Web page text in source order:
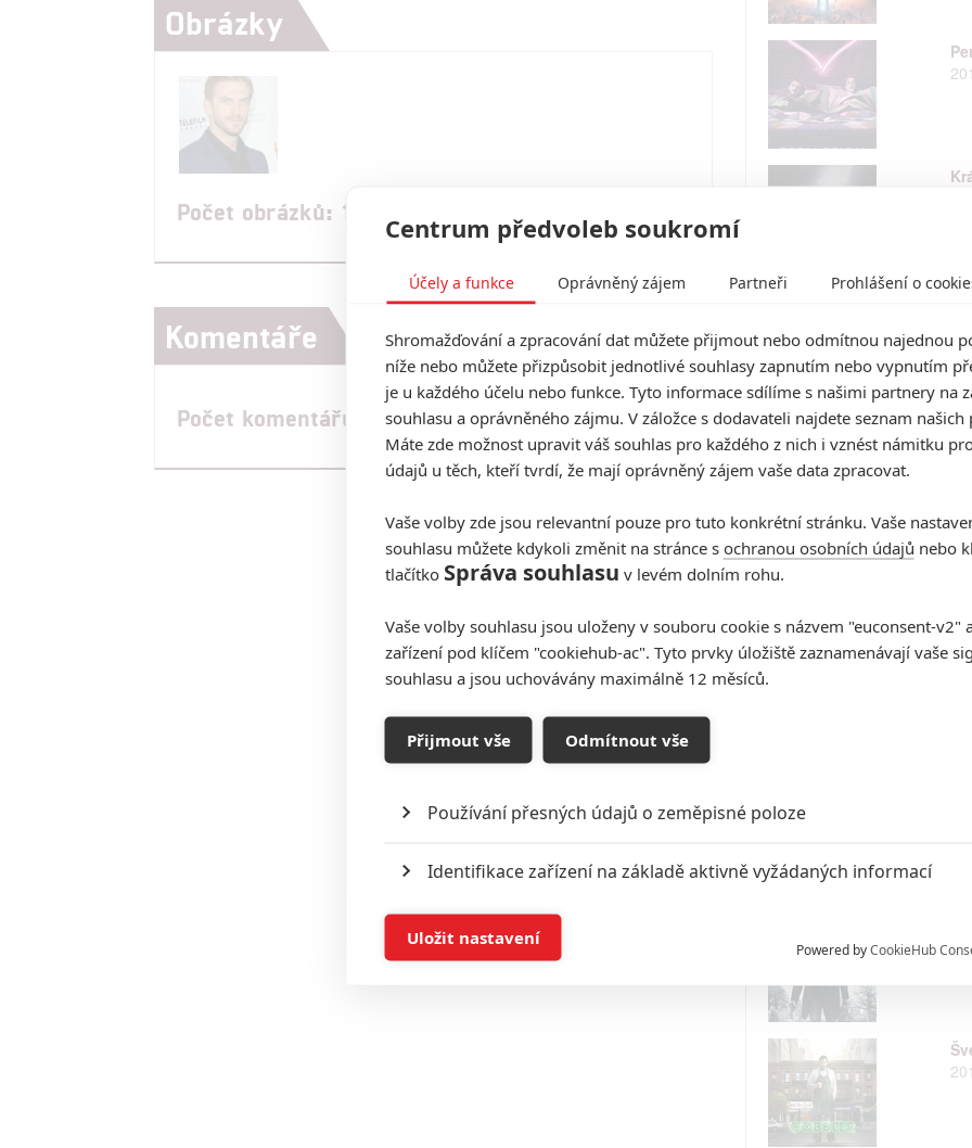
Obrázky
Počet obrázků: 1 Všechny obrázky
Komentáře
Počet komentářů: 0 Vstoupit do diskuze
of
Centrum předvoleb soukromí
Účely a funkce Oprávněný zájem Partneři Prohlášení o
Shromažďování a zpracování dat můžete přijmout nebo odmítnou najednou
níže nebo můžete přizpůsobit jednotlivé souhlasy zapnutím nebo vypnutím
je u každého účelu nebo funkce. Tyto informace sdílíme s našimi partnery na
souhlasu a oprávněného zájmu. V záložce s dodavateli najdete seznam našich
Máte zde možnost upravit váš souhlas pro každého z nich i vznést námitku
údajů u těch, kteří tvrdí, že mají oprávněný zájem vaše data zpracovat.
Vaše volby zde jsou relevantní pouze pro tuto konkrétní stránku. Vaše
souhlasu můžete kdykoli změnit na stránce s ochranou osobních údajů nebo
tlačítko Správa souhlasu v levém dolním rohu.
Vaše volby souhlasu jsou uloženy v souboru cookie s názvem "euconsent-v2"
zařízení pod klíčem "cookiehub-ac". Tyto prvky úložiště zaznamenávají vaše
souhlasu a jsou uchovávány maximálně 12 měsíců.
Přijmout vše Odmítnout vše
Používání přesných údajů o zeměpisné poloze
Identifikace zařízení na základě aktivně vyžádaných informací
Ukládání a/nebo přístup k informacím v zařízení
Reklama založená na omezených údajích a měření reklamy
Personalizovaný obsah, měření obsahu, průzkum publika a vývoj
Udělením souhlasu s účely a funkcemi zde uvedenými dáváte nám i našim
Powered byCookieHub
Uložit nastavení